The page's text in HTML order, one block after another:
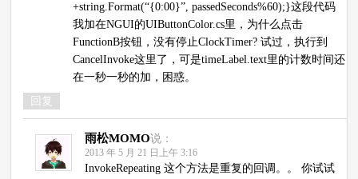
+string.Format(“{0:00}”, passedSeconds%60);}这段代码
我加在NGUI的UIButtonColor.cs里，为什么点击
FunctionB按钮，没有停止ClockTimer? 试过，执行到
CancelInvoke这里了，可是timeLabel.text里的计数时间还
在一秒一秒的加，困惑。
回复
雨松MOMO说：
2013 年 5 月 21 日上午 3:16
InvokeRepeating 这个方法是重复的回调。。 你试试